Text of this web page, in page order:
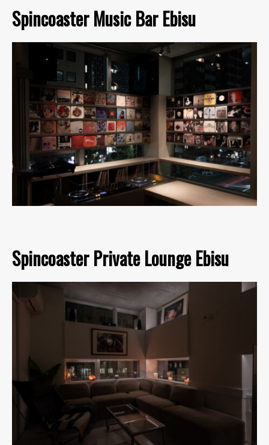
Spincoaster Music Bar Ebisu
Spincoaster Private Lounge Ebisu